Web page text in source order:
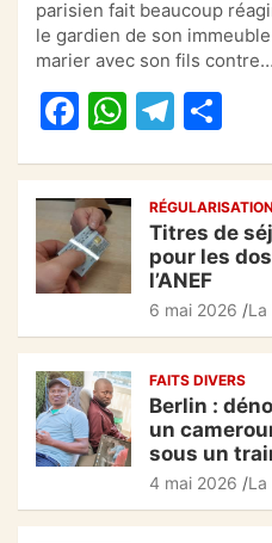
e
b
o
o
k
s
A
p
p
gr
a
m
g
er
parisien fait beaucoup
le gardien de son
marier avec son fils contre…
F
c
e
b
o
o
k
W
at
s
A
p
p
T
gr
a
m
g
er
RÉGULARISATION
Titres de
pour les
l’ANEF
6 mai 2026 La
FAITS DIVERS
Berlin :
un
sous un
4 mai 2026 La